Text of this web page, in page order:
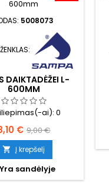
5008073
DAIKTADĖŽEI L-
600MM
ai):0
€ Bazinė
kaina
9,00 €
 Į krepšelį
Yra sandėlyje